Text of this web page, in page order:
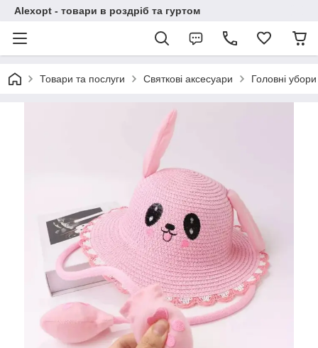
Alexopt - товари в роздріб та гуртом
Товари та послуги Святкові аксесуари Головні убори